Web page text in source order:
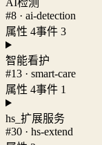
AI检测
#8 · ai-detection
属性 4事件 3
智能看护
#13 · smart-care
属性 4事件 1
hs_扩展服务
#30 · hs-extend